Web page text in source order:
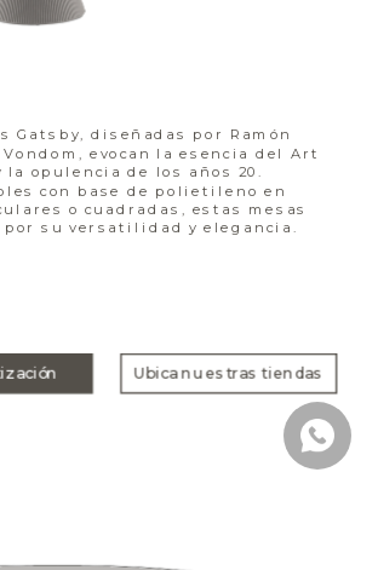
Ubica nuestras tiendas
Gatsby, diseñadas por Ramón
evocan la esencia del Art
la opulencia de los años 20.
con base de polietileno en
o cuadradas, estas mesas
por su versatilidad y elegancia.